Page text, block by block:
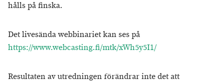
hålls på finska.
Det livesända webbinariet kan ses på
https://www.webcasting.fi/mtk/xWh5y5I1/
Resultaten av utredningen förändrar inte det att